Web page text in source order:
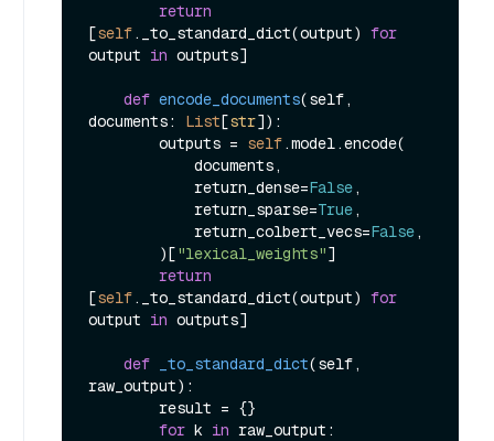
return
[self._to_standard_dict(output) for
output in outputs]
def encode_documents(self,
documents: List[str]):
        outputs =
self.model.encode(
            return_dense=
False,
            return_sparse=
True,
            return_colbert_vecs=
False,
        )[
"lexical_weights"]
return
[self._to_standard_dict(output) for
output in outputs]
def _to_standard_dict(self,
raw_output):
for k in raw_output: